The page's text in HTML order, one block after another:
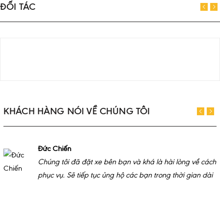
ĐỐI TÁC
KHÁCH HÀNG NÓI VỀ CHÚNG TÔI
Đức Chiến
Chúng tôi đã đặt xe bên bạn và khá là hài lòng về cách
phục vụ. Sẽ tiếp tục ủng hộ các bạn trong thời gian dài